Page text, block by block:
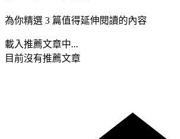
為你精選 3 篇值得延伸閱讀的內容
載入推薦文章中...
目前沒有推薦文章